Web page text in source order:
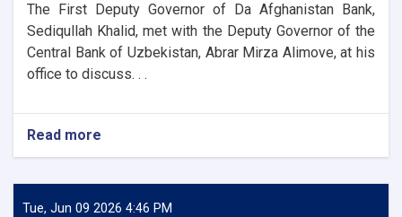
The First Deputy Governor of Da Afghanistan Bank,
Sediqullah Khalid, met with the Deputy Governor of the
Central Bank of Uzbekistan, Abrar Mirza Alimove, at his
office to discuss. . .
Read more
DAB
Deputy
Governor
Tue, Jun 09 2026 4:46 PM